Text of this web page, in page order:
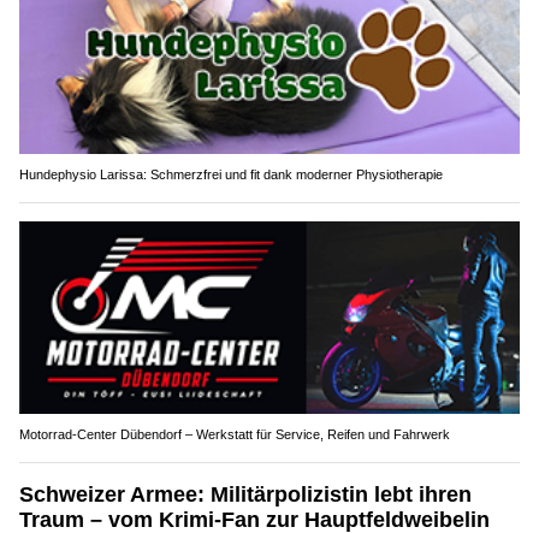
Hundephysio Larissa: Schmerzfrei und fit dank moderner Physiotherapie
Motorrad-Center Dübendorf – Werkstatt für Service, Reifen und Fahrwerk
Schweizer Armee: Militärpolizistin lebt ihren
Traum – vom Krimi-Fan zur Hauptfeldweibelin